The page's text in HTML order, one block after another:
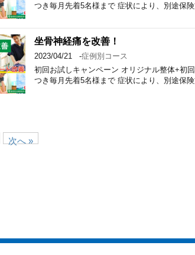
つき毎月先着5名様まで 症状により、別途保
坐骨神経痛を改善！
2023/04/21 -症例別コース
初回お試しキャンペーン オリジナル整体+初
つき毎月先着5名様まで 症状により、別途保
次へ »